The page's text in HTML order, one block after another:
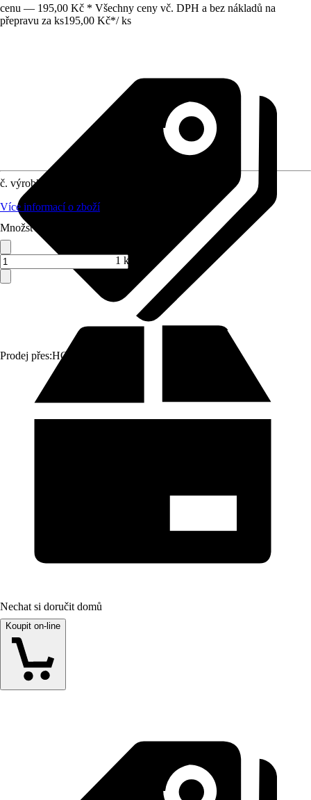
cenu — 195,00 Kč * Všechny ceny vč. DPH a bez nákladů na
přepravu za ks195,00 Kč*/ ks
Prodej přes:HORNBACH
č. výrobku
Více informací o zboží
Množství (ks)
1 ks
Nechat si doručit domů
Koupit on-line